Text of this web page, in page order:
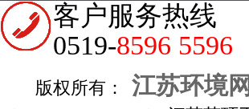
客户服务热线
0519-8596 5596
版权所有： 江苏环境网